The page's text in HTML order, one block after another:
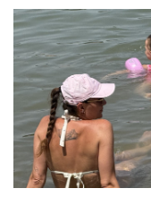
20. 07. 2026 08:04
REGISTRUJ SE UZ
1500 BESPLATNIH